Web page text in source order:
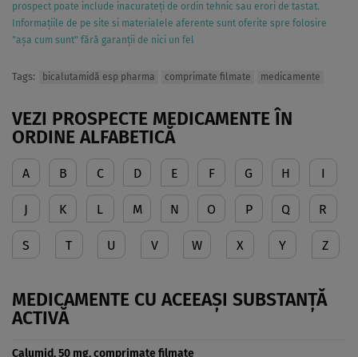
prospect poate include inacurateți de ordin tehnic sau erori de tastat.
Informațiile de pe site si materialele aferente sunt oferite spre folosire
"așa cum sunt" fără garanții de nici un fel
Tags: bicalutamidă esp pharma comprimate filmate medicamente
VEZI PROSPECTE MEDICAMENTE ÎN
ORDINE ALFABETICĂ
A B C D E F G H I
J K L M N O P Q R
S T U V W X Y Z
MEDICAMENTE CU ACEEAȘI SUBSTANȚĂ
ACTIVĂ
Calumid, 50 mg, comprimate filmate